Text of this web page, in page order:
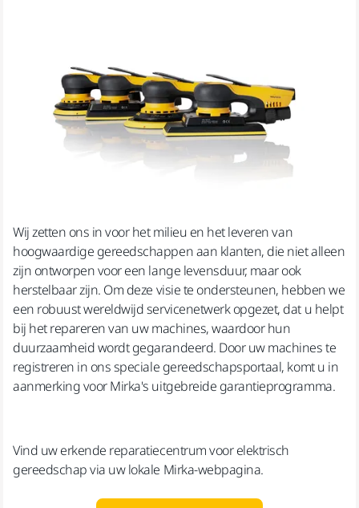
Wij zetten ons in voor het milieu en het leveren van
hoogwaardige gereedschappen aan klanten, die niet alleen
zijn ontworpen voor een lange levensduur, maar ook
herstelbaar zijn. Om deze visie te ondersteunen, hebben we
een robuust wereldwijd servicenetwerk opgezet, dat u helpt
bij het repareren van uw machines, waardoor hun
duurzaamheid wordt gegarandeerd. Door uw machines te
registreren in ons speciale gereedschapsportaal, komt u in
aanmerking voor Mirka's uitgebreide garantieprogramma.
Vind uw erkende reparatiecentrum voor elektrisch
gereedschap via uw lokale Mirka-webpagina.